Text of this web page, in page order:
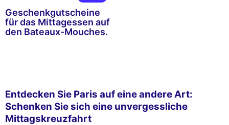
Geschenkgutscheine
für das Mittagessen auf
den Bateaux-Mouches.
Entdecken Sie Paris auf eine andere Art:
Schenken Sie sich eine unvergessliche
Mittagskreuzfahrt